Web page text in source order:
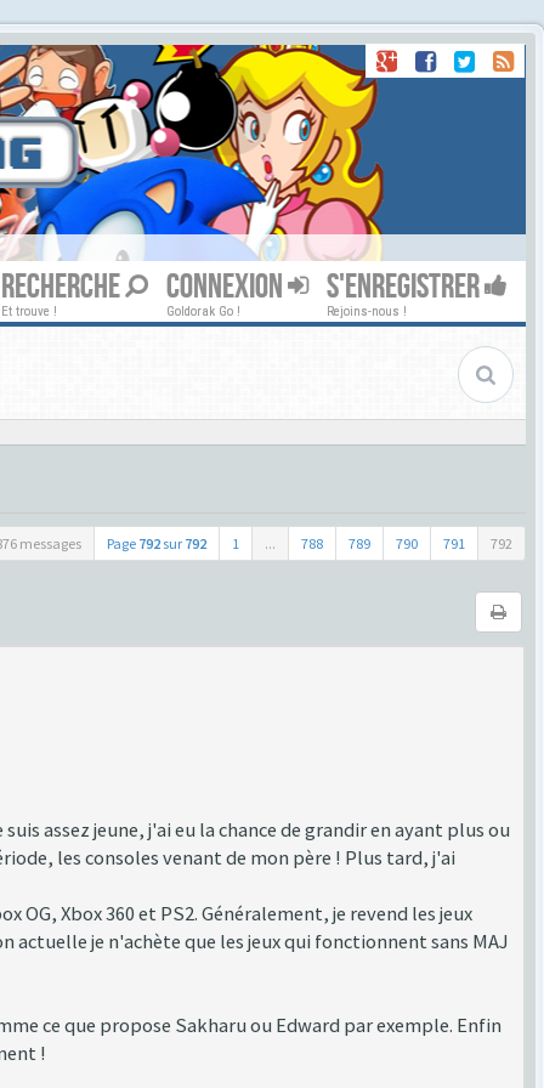
RECHERCHE
Et trouve !
CONNEXION
Goldorak Go !
S'ENREGISTRER
Rejoins-nous !
messages Page 792 sur 792 1 ... 788 789 790 791 792
assez jeune, j'ai eu la chance de grandir en ayant plus ou
les consoles venant de mon père ! Plus tard, j'ai
Xbox 360 et PS2. Généralement, je revend les jeux
je n'achète que les jeux qui fonctionnent sans MAJ
ce que propose Sakharu ou Edward par exemple. Enfin
!